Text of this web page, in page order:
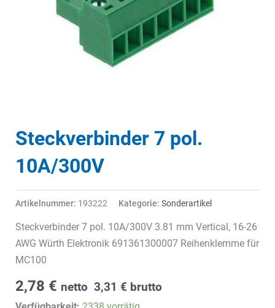
Steckverbinder 7 pol.
10A/300V
Artikelnummer: 193222 Kategorie: Sonderartikel
Steckverbinder 7 pol. 10A/300V 3.81 mm Vertical, 16-26
AWG Würth Elektronik 691361300007 Reihenklemme für
MC100
2,78 € netto 3,31 € brutto